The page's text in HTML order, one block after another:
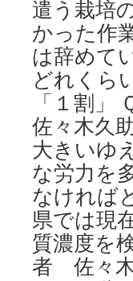
遣う栽培
かった作
は辞めて
どれくら
「１割
佐々木久
大きいゆ
な労力を
なければ
県では現
質濃度を
者 佐々木